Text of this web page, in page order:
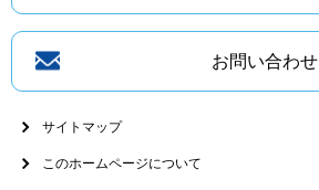
お問い合わせ
サイトマップ
このホームページについて